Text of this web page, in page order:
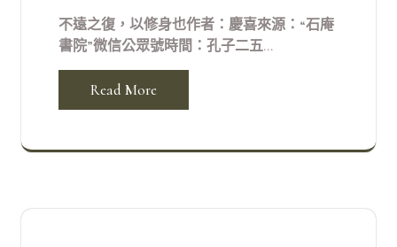
不遠之復，以修身也作者：慶喜來源：“石庵
書院”微信公眾號時間：孔子二五...
Read More